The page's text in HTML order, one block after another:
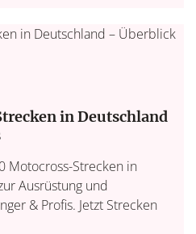
in Deutschland
Motocross-Strecken in
Ausrüstung und
& Profis. Jetzt Strecken